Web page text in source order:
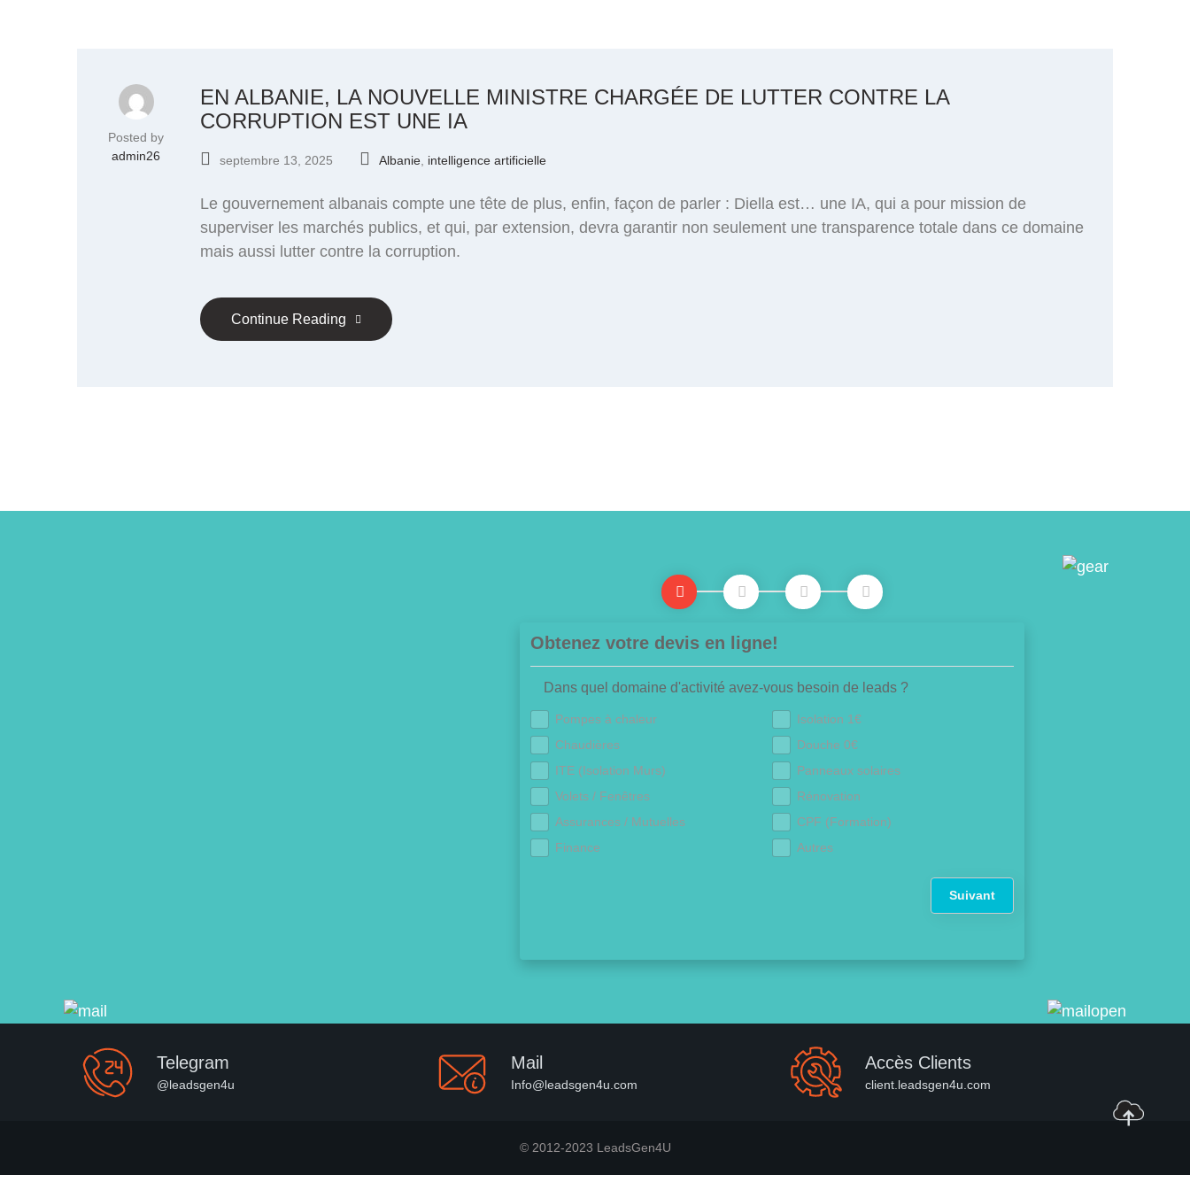
Posted by
admin26
EN ALBANIE, LA NOUVELLE MINISTRE CHARGÉE DE LUTTER CONTRE LA
CORRUPTION EST UNE IA
septembre 13, 2025 Albanie intelligence artificielle
Le gouvernement albanais compte une tête de plus, enfin, façon de parler : Diella est… une IA, qui a pour mission de
superviser les marchés publics, et qui, par extension, devra garantir non seulement une transparence totale dans ce domaine
mais aussi lutter contre la corruption.
Continue Reading
Obtenez votre devis en ligne!
Dans quel domaine d'activité avez-vous besoin de leads ?
Pompes à chaleur
Isolation 1€
Chaudières
Douche 0€
ITE (Isolation Murs)
Panneaux solaires
Volets / Fenêtres
Rénovation
Assurances / Mutuelles
CPF (Formation)
Finance
Autres
Suivant
Telegram
@leadsgen4u
Mail
Info@leadsgen4u.com
Accès Clients
client.leadsgen4u.com
© 2012-2023 LeadsGen4U